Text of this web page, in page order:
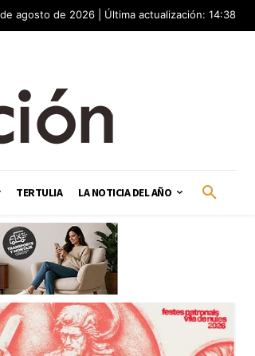
agosto de 2026 | Última actualización: 14:38
TERTULIA LA NOTICIA DEL AÑO